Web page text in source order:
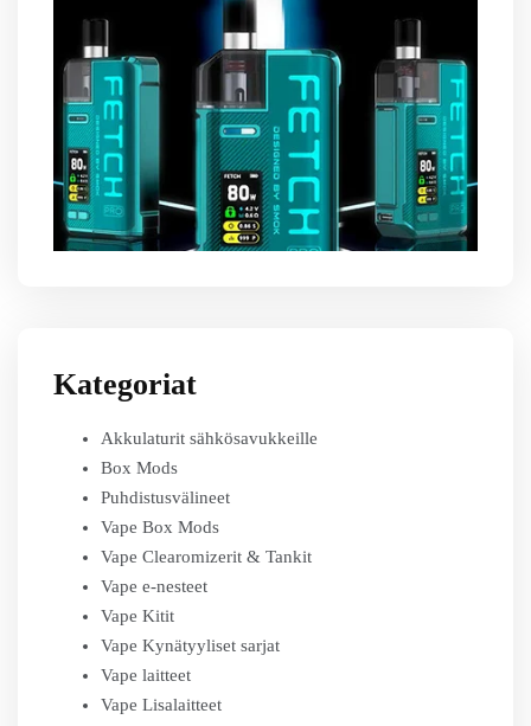
Kategoriat
Akkulaturit sähkösavukkeille
Box Mods
Puhdistusvälineet
Vape Box Mods
Vape Clearomizerit & Tankit
Vape e-nesteet
Vape Kitit
Vape Kynätyyliset sarjat
Vape laitteet
Vape Lisalaitteet